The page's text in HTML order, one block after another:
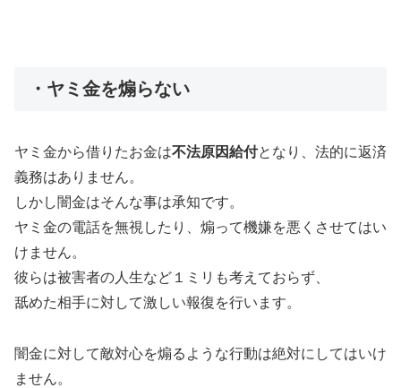
・ヤミ金を煽らない
ヤミ金から借りたお金は不法原因給付となり、法的に返済
義務はありません。
しかし闇金はそんな事は承知です。
ヤミ金の電話を無視したり、煽って機嫌を悪くさせてはい
けません。
彼らは被害者の人生など１ミリも考えておらず、
舐めた相手に対して激しい報復を行います。
闇金に対して敵対心を煽るような行動は絶対にしてはいけ
ません。